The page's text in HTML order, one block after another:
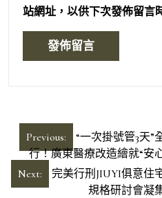
站網址，以供下次發佈留言
章
導
Previous:
“一次掛號管3天”
行！廣東醫療改造繪就“安
Next:
完美行刑JIUYI俱意住
規格研討會凝